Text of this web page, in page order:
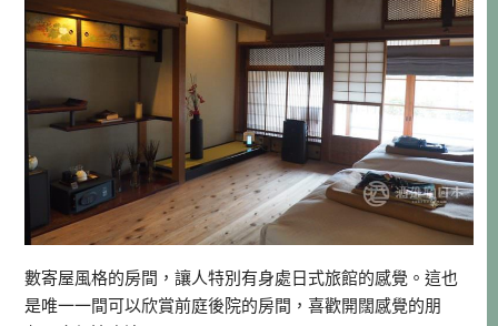
數寄屋風格的房間，讓人特別有身處日式旅館的感覺。這也
是唯一一間可以欣賞前庭後院的房間，喜歡開闊感覺的朋